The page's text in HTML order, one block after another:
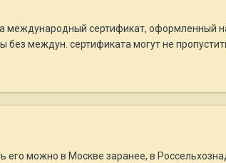
международный сертификат, оформленный
междун. сертификата могут не
его можно в Москве заранее, в